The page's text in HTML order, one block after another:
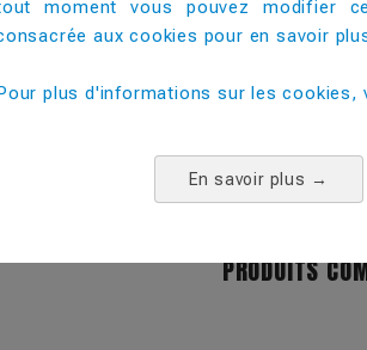
PRODUITS
moment vous pouvez modifier
aux cookies pour en savoir
plus d'informations sur les cookies,
En savoir plus →